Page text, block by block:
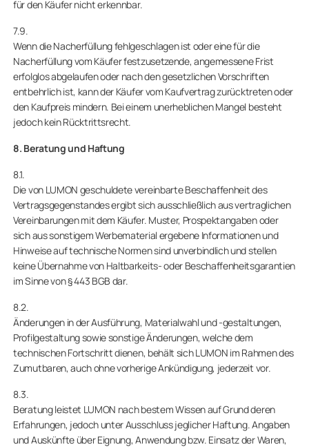
für den Käufer nicht erkennbar.
7.9.
Wenn die Nacherfüllung fehlgeschlagen ist oder eine für die
Nacherfüllung vom Käufer festzusetzende, angemessene Frist
erfolglos abgelaufen oder nach den gesetzlichen Vorschriften
entbehrlich ist, kann der Käufer vom Kaufvertrag zurücktreten oder
den Kaufpreis mindern. Bei einem unerheblichen Mangel besteht
jedoch kein Rücktrittsrecht.
8. Beratung und Haftung
8.1.
Die von LUMON geschuldete vereinbarte Beschaffenheit des
Vertragsgegenstandes ergibt sich ausschließlich aus vertraglichen
Vereinbarungen mit dem Käufer. Muster, Prospektangaben oder
sich aus sonstigem Werbematerial ergebene Informationen und
Hinweise auf technische Normen sind unverbindlich und stellen
keine Übernahme von Haltbarkeits- oder Beschaffenheitsgarantien
im Sinne von § 443 BGB dar.
8.2.
Änderungen in der Ausführung, Materialwahl und -gestaltungen,
Profilgestaltung sowie sonstige Änderungen, welche dem
technischen Fortschritt dienen, behält sich LUMON im Rahmen des
Zumutbaren, auch ohne vorherige Ankündigung, jederzeit vor.
8.3.
Beratung leistet LUMON nach bestem Wissen auf Grund deren
Erfahrungen, jedoch unter Ausschluss jeglicher Haftung. Angaben
und Auskünfte über Eignung, Anwendung bzw. Einsatz der Waren,